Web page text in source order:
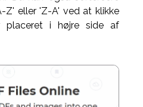
Z' eller 'Z-A' ved at klikke
placeret i højre side af